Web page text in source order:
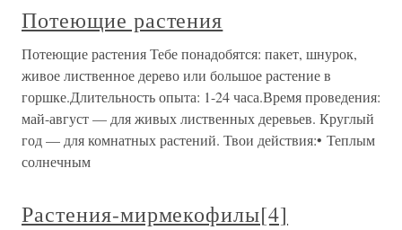
Потеющие растения
Потеющие растения Тебе понадобятся: пакет, шнурок,
живое лиственное дерево или большое растение в
горшке.Длительность опыта: 1-24 часа.Время проведения:
май-август — для живых лиственных деревьев. Круглый
год — для комнатных растений. Твои действия:• Теплым
солнечным
Растения-мирмекофилы[4]